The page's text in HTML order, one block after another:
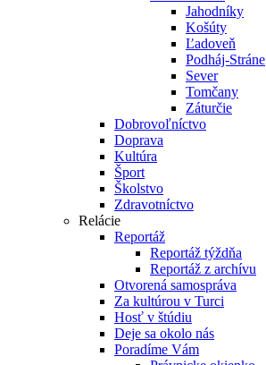
Jahodníky
Košúty
Ľadoveň
Podháj-Stráne
Sever
Tomčany
Záturčie
Dobrovoľníctvo
Doprava
Kultúra
Šport
Školstvo
Zdravotníctvo
Relácie
Reportáž
Reportáž týždňa
Reportáž z archívu
Otvorená samospráva
Za kultúrou v Turci
Hosť v štúdiu
Deje sa okolo nás
Poradíme Vám